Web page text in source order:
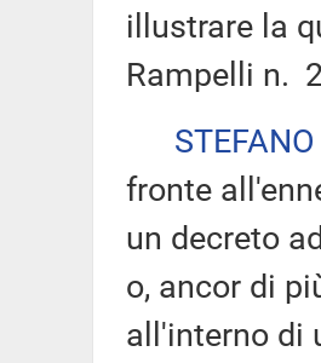
illustrare la
Rampelli n.
fronte
un decreto
o, ancor di
all'interno di